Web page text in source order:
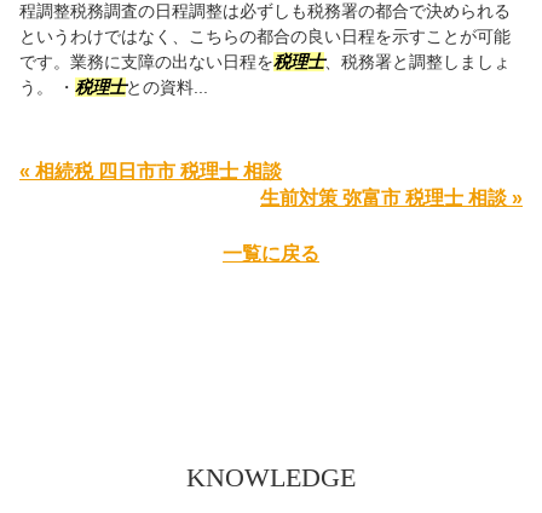
程調整税務調査の日程調整は必ずしも税務署の都合で決められる
というわけではなく、こちらの都合の良い日程を示すことが可能
です。業務に支障の出ない日程を税理士、税務署と調整しましょ
う。 ・ 税理士との資料...
« 相続税 四日市市 税理士 相談
生前対策 弥富市 税理士 相談 »
一覧に戻る
KNOWLEDGE